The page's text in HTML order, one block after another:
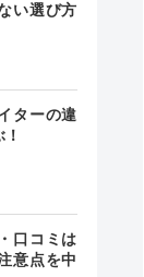
い選び方
ターの違
口コミは
意点を中